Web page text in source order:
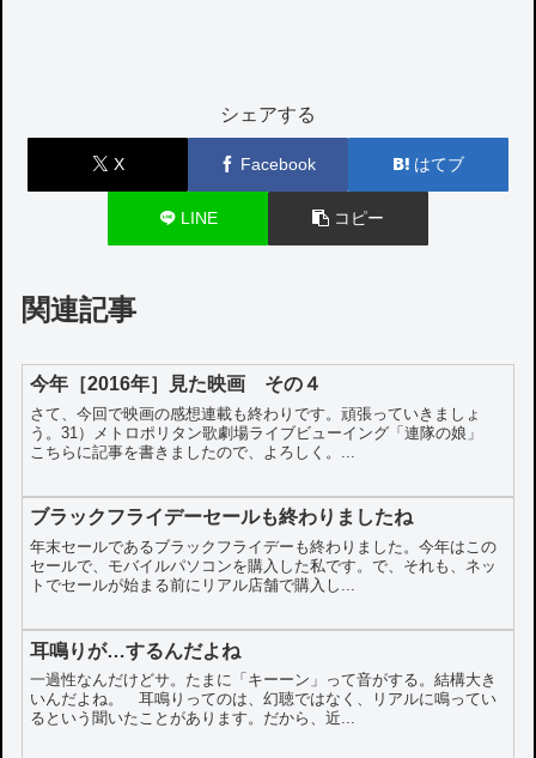
シェアする
X Facebook はてブ
LINE コピー
関連記事
今年［2016年］見た映画 その４
さて、今回で映画の感想連載も終わりです。頑張っていきましょ
う。31）メトロポリタン歌劇場ライブビューイング「連隊の娘」
こちらに記事を書きましたので、よろしく。...
ブラックフライデーセールも終わりましたね
年末セールであるブラックフライデーも終わりました。今年はこの
セールで、モバイルパソコンを購入した私です。で、それも、ネッ
トでセールが始まる前にリアル店舗で購入し...
耳鳴りが…するんだよね
一過性なんだけどサ。たまに「キーーン」って音がする。結構大き
いんだよね。 耳鳴りってのは、幻聴ではなく、リアルに鳴ってい
るという聞いたことがあります。だから、近...